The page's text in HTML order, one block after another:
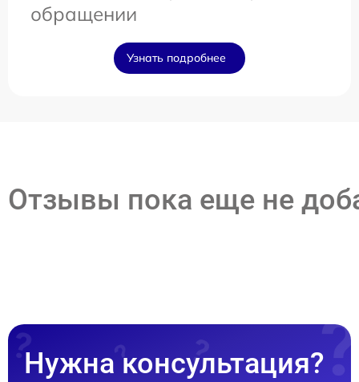
обращении
Узнать подробнее
Отзывы пока еще не
Нужна консультация?